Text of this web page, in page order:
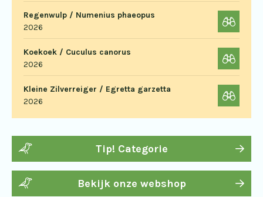
Regenwulp / Numenius phaeopus
2026
Koekoek / Cuculus canorus
2026
Kleine Zilverreiger / Egretta garzetta
2026
Tip! Categorie
Bekijk onze webshop